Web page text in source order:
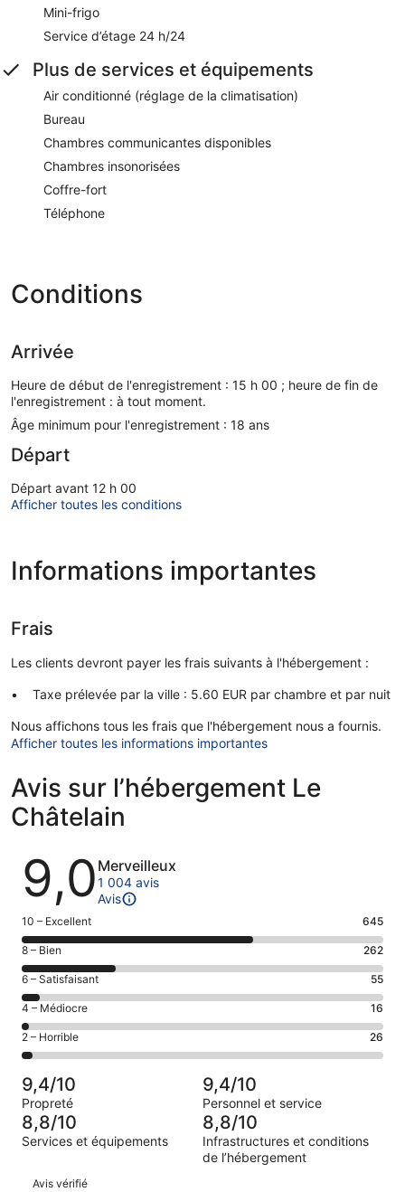
Mini-frigo
Service d’étage 24 h/24
Plus de services et équipements
Air conditionné (réglage de la climatisation)
Bureau
Chambres communicantes disponibles
Chambres insonorisées
Coffre-fort
Téléphone
Conditions
Arrivée
Heure de début de l'enregistrement : 15 h 00 ; heure de fin de
l'enregistrement : à tout moment.
Âge minimum pour l'enregistrement : 18 ans
Départ
Départ avant 12 h 00
Afficher toutes les conditions
Informations importantes
Frais
Les clients devront payer les frais suivants à l'hébergement :
Taxe prélevée par la ville : 5.60 EUR par chambre et par nuit
Nous affichons tous les frais que l'hébergement nous a fournis.
Afficher toutes les informations importantes
Avis sur l’hébergement Le
Châtelain
Avis
9,0 Merveilleux
1 004 avis
Avis
Note
des
voyageurs
de 10
(Excellent),
d’après 645 avis
sur 1004.
10 – Excellent 645
Note
des
voyageurs
de 8
(Bien),
d’après 262 avis
sur 1004.
8 – Bien 262
Note
des
voyageurs
de 6
(Satisfaisant),
sur 1004.
6 – Satisfaisant 55
Note
des
voyageurs
de 4
(Médiocre),
d’après 16 avis
sur 1004.
4 – Médiocre 16
Note
des
voyageurs
de 2
(Horrible),
d’après 26 avis
sur 1004.
2 – Horrible 26
9,4/10
Propreté
9,4/10
Personnel et service
8,8/10
Services et équipements
8,8/10
Infrastructures et conditions
de l’hébergement
Avis
Avis vérifié